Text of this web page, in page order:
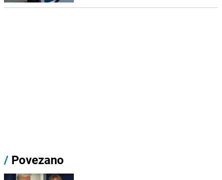
/ Povezano